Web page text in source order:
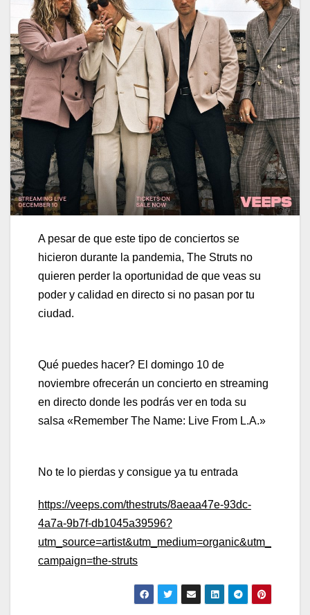
A pesar de que este tipo de conciertos se
hicieron durante la pandemia, The Struts no
quieren perder la oportunidad de que veas su
poder y calidad en directo si no pasan por tu
ciudad.
Qué puedes hacer? El domingo 10 de
noviembre ofrecerán un concierto en streaming
en directo donde les podrás ver en toda su
salsa «Remember The Name: Live From L.A.»
No te lo pierdas y consigue ya tu entrada
https://veeps.com/thestruts/8aeaa47e-93dc-
4a7a-9b7f-db1045a39596?
utm_source=artist&utm_medium=organic&utm_
campaign=the-struts